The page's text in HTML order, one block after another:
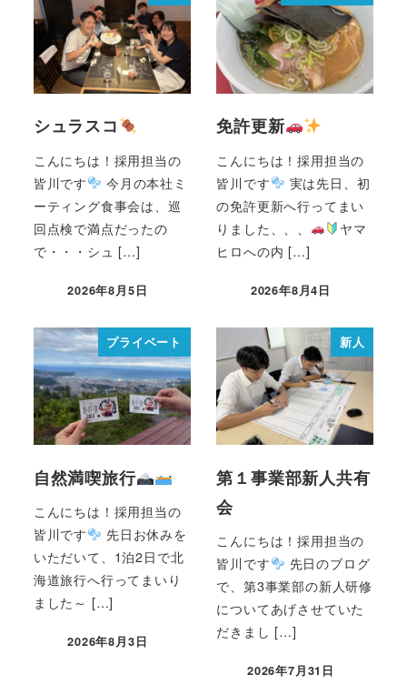
シュラスコ
こんにちは！採用担当の
皆川です
今月の本社ミ
ーティング食事会は、巡
回点検で満点だったの
で・・・シュ […]
2026年8月5日
免許更新
こんにちは！採用担当の
皆川です
実は先日、初
の免許更新へ行ってまい
りました、、、
ヤマ
ヒロへの内 […]
2026年8月4日
プライベート
自然満喫旅行
こんにちは！採用担当の
皆川です
先日お休みを
いただいて、1泊2日で北
海道旅行へ行ってまいり
ました～ […]
2026年8月3日
新人
第１事業部新人共有
会
こんにちは！採用担当の
皆川です
先日のブログ
で、第3事業部の新人研修
についてあげさせていた
だきまし […]
2026年7月31日